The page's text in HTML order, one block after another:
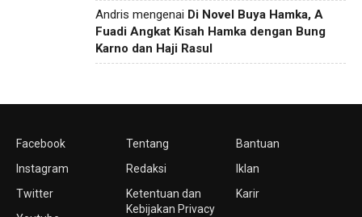
Andris mengenai Di Novel Buya Hamka, A
Fuadi Angkat Kisah Hamka dengan Bung
Karno dan Haji Rasul
Facebook
Instagram
Twitter
Tentang
Redaksi
Ketentuan dan
Kebijakan Privacy
Bantuan
Iklan
Karir